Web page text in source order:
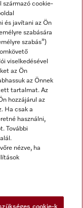
származó cookie-
és javítani az Ön
szabására
szabás”)
viselkedésével
az Ön
az Önnek
tartalmat. Az
hozzájárul az
Ha csak a
használni,
További
nézve, ha